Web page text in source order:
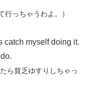
行っちゃうわよ。）
catch myself doing it.
ら貧乏ゆすりしちゃっ